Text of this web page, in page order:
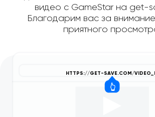
видео с GameStar на get-
Благодарим вас за
приятного